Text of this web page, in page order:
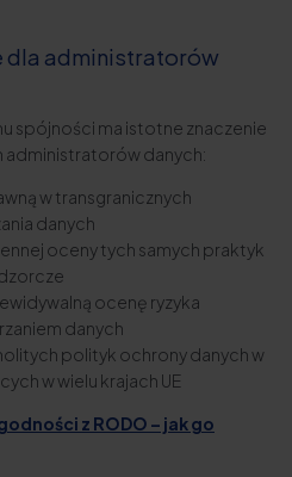
dla administratorów
spójności ma istotne znaczenie
administratorów danych:
w transgranicznych
danych
oceny tych samych praktyk
ocenę ryzyka
danych
polityk ochrony danych w
w wielu krajach UE
z RODO – jak go